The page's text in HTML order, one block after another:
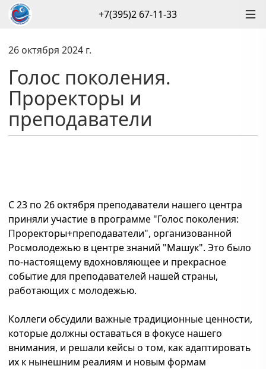
26 октября 2024 г.
Голос поколения.
Проректоры и
преподаватели
С 23 по 26 октября преподаватели нашего центра
приняли участие в программе "Голос поколения:
Проректоры+преподаватели", организованной
Росмолодежью в центре знаний "Машук". Это было
по-настоящему вдохновляющее и прекрасное
событие для преподавателей нашей страны,
работающих с молодежью.
Коллеги обсудили важные традиционные ценности,
которые должны оставаться в фокусе нашего
внимания, и решали кейсы о том, как адаптировать
их к нынешним реалиям и новым формам
+7(395)2 67-11-33